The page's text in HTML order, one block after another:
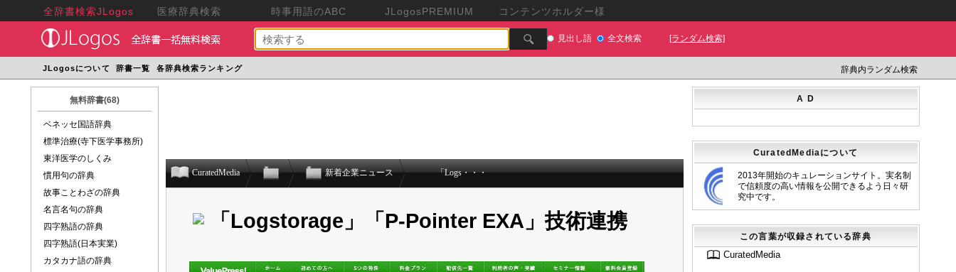
全辞書検索JLogos 医療辞典検索 時事用語のABC JLogosPREMIUM コンテンツホルダー様
見出し語 全文検索 [ランダム検索]
JLogosについて 辞書一覧 各辞典検索ランキング 辞典内ランダム検索
無料辞書(68)
ベネッセ国語辞典
標準治療(寺下医学事務所)
東洋医学のしくみ
慣用句の辞典
故事ことわざの辞典
名言名句の辞典
四字熟語の辞典
四字熟語(日本実業)
カタカナ語の辞典
CuratedMedia 新着企業ニュース 「Logs・・・
「Logstorage」「P-Pointer EXA」技術連携
A D
CuratedMediaについて
2013年開始のキュレーションサイト。実名制
で信頼度の高い情報を公開できるよう日々研
究中です。
この言葉が収録されている辞典
CuratedMedia